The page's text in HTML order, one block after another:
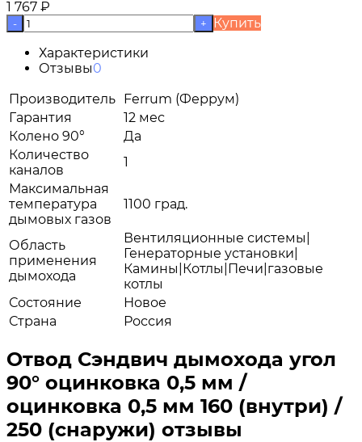
1 767 ₽
- +
Купить
Характеристики
Отзывы0
Производитель Ferrum (Феррум)
Гарантия
12 мес
Колено 90°
Да
Количество
каналов
1
Максимальная
температура
дымовых газов
1100 град.
Область
применения
дымохода
Вентиляционные системы|
Генераторные установки|
Камины|Котлы|Печи|газовые
котлы
Состояние
Новое
Страна
Россия
Отвод Сэндвич дымохода угол
90° оцинковка 0,5 мм /
оцинковка 0,5 мм 160 (внутри) /
250 (снаружи) отзывы